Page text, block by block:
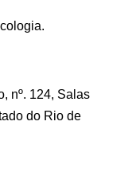
nº. 124, Salas
do Rio de